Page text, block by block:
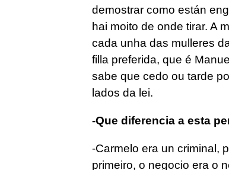
demostrar como están
hai moito de onde tirar. A
cada unha das mulleres
filla preferida, que é
sabe que cedo ou tarde
lados da lei.
-Que diferencia a esta
-Carmelo era un criminal,
primeiro, o negocio era o